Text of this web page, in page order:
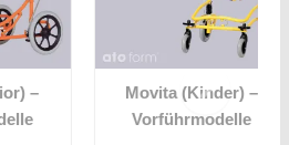
Movita (Kinder) –
Vorführmodelle